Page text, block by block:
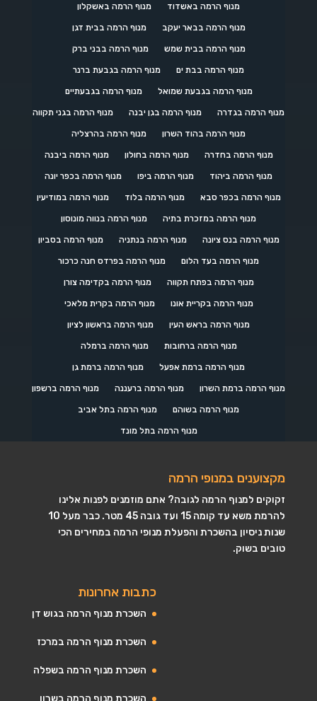
מנוף הרמה באשדוד מנוף הרמה באשקלון
מנוף הרמה בבאר יעקב מנוף הרמה בבית דגן
מנוף הרמה בבית שמש מנוף הרמה בבני ברק
מנוף הרמה בבת ים מנוף הרמה בגבעת ברנר
מנוף הרמה בגבעת שמואל מנוף הרמה בגבעתיים
מנוף הרמה בגדרה מנוף הרמה בגן יבנה מנוף הרמה בגני תקווה
מנוף הרמה בהוד השרון מנוף הרמה בהרצליה
מנוף הרמה בחדרה מנוף הרמה בחולון מנוף הרמה ביבנה
מנוף הרמה ביהוד מנוף הרמה ביפו מנוף הרמה בכפר יונה
מנוף הרמה בכפר סבא מנוף הרמה בלוד מנוף הרמה במודיעין
מנוף הרמה במזכרת בתיה מנוף הרמה בנווה מונוסון
מנוף הרמה בנס ציונה מנוף הרמה בנתניה מנוף הרמה בסביון
מנוף הרמה בעד הלום מנוף הרמה בפרדס חנה כרכור
מנוף הרמה בפתח תקווה מנוף הרמה בקדימה צורן
מנוף הרמה בקריית אונו מנוף הרמה בקרית מלאכי
מנוף הרמה בראש העין מנוף הרמה בראשון לציון
מנוף הרמה ברחובות מנוף הרמה ברמלה
מנוף הרמה ברמת אפעל מנוף הרמה ברמת גן
מנוף הרמה ברמת השרון מנוף הרמה ברעננה מנוף הרמה ברשפון
מנוף הרמה בשוהם מנוף הרמה בתל אביב
מנוף הרמה בתל מונד
מקצוענים במנופי הרמה
זקוקים למנוף הרמה לגובה? אתם מוזמנים לפנות אלינו
להרמת משא עד קומה 15 ועד גובה 45 מטר. כבר מעל 10
שנות ניסיון בהשכרת והפעלת מנופי הרמה במחירים הכי
טובים בשוק.
כתבות אחרונות
השכרת מנוף הרמה בגוש דן
השכרת מנוף הרמה במרכז
השכרת מנוף הרמה בשפלה
השכרת מנוף הרמה בשרון